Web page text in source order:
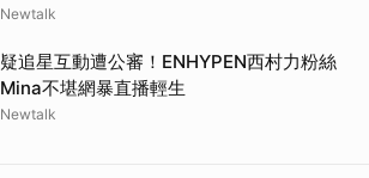
Newtalk
疑追星互動遭公審！ENHYPEN西村力粉絲
Mina不堪網暴直播輕生
Newtalk